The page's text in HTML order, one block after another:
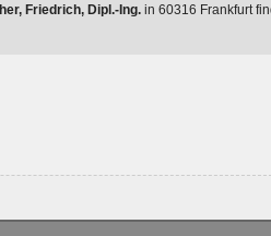
Friedrich, Dipl.-Ing.in 60316 Frankfurt